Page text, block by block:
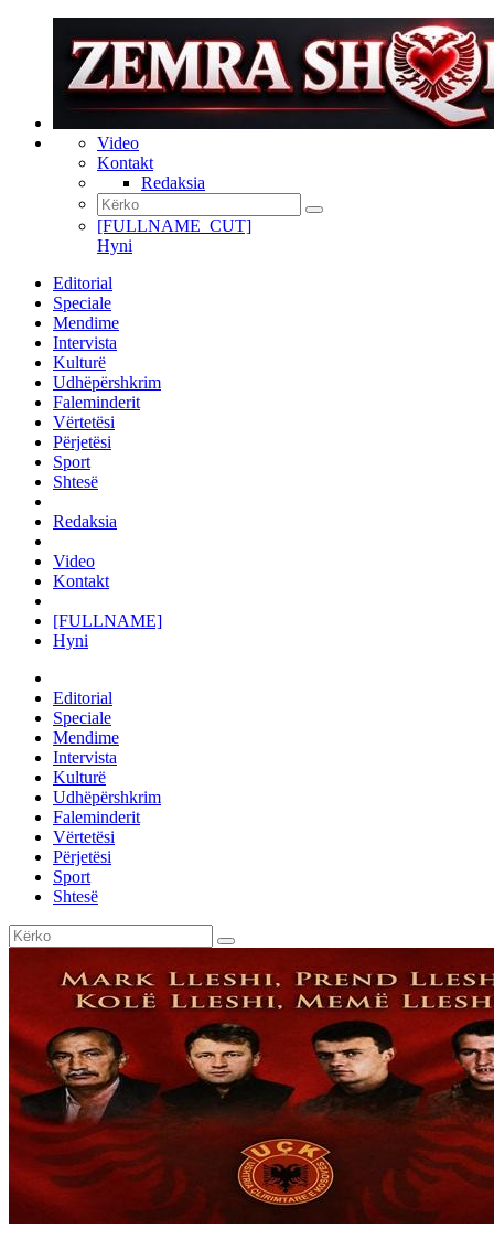
Video
Kontakt
Redaksia
[FULLNAME_CUT]
Hyni
Editorial
Speciale
Mendime
Intervista
Kulturë
Udhëpërshkrim
Faleminderit
Vërtetësi
Përjetësi
Sport
Shtesë
Redaksia
Video
Kontakt
[FULLNAME]
Hyni
Editorial
Speciale
Mendime
Intervista
Kulturë
Udhëpërshkrim
Faleminderit
Vërtetësi
Përjetësi
Sport
Shtesë